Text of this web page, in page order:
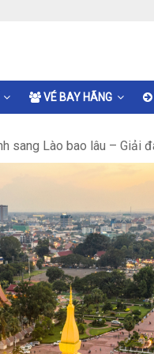
VÉ BAY HÃNG
sang Lào bao lâu – Giải